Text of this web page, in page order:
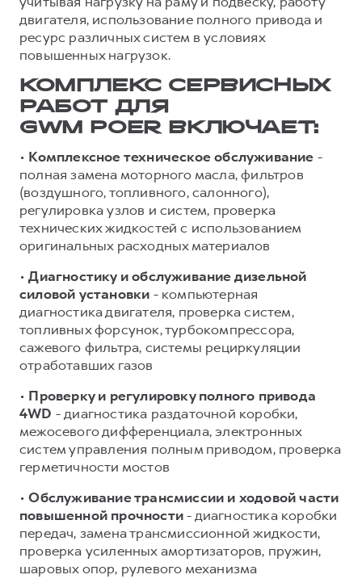
HAVAL Лизинг
АКСЕССУАРЫ HAVAL
Автомобильные аксессуары
Коллекция CITY
Коллекция Базовая
Коллекция Детская
АКСЕССУАРЫ HAVAL
Автомобильные аксессуары
Коллекция CITY
Коллекция Базовая
Коллекция Детская
двигателя, использование полного привода и
ресурс различных систем в условиях
повышенных нагрузок.
КОМПЛЕКС СЕРВИСНЫХ
РАБОТ ДЛЯ
GWM POER ВКЛЮЧАЕТ:
• Комплексное техническое обслуживание -
полная замена моторного масла, фильтров
(воздушного, топливного, салонного),
регулировка узлов и систем, проверка
технических жидкостей с использованием
оригинальных расходных материалов
•Диагностику и обслуживание дизельной
силовой установки - компьютерная
диагностика двигателя, проверка систем,
топливных форсунок, турбокомпрессора,
сажевого фильтра, системы рециркуляции
отработавших газов
• Проверку и регулировку полного привода
4WD - диагностика раздаточной коробки,
межосевого дифференциала, электронных
систем управления полным приводом, проверка
герметичности мостов
•Обслуживание трансмиссии и ходовой части
повышенной прочности- диагностика коробки
передач, замена трансмиссионной жидкости,
проверка усиленных амортизаторов, пружин,
шаровых опор, рулевого механизма